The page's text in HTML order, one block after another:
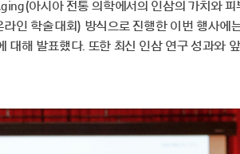
아시아 전통 의학에서의 인삼의 가치와 피
인 학술대회) 방식으로 진행한 이번 행사에
대해 발표했다. 또한 최신 인삼 연구 성과와